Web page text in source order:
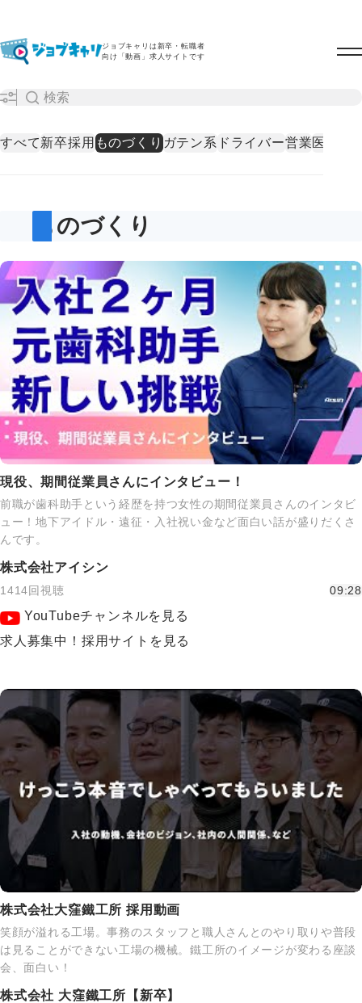
ジョブキャリは新卒・転職者
向け「動画」求人サイトです
すべて新卒採用 ものづくり ガテン系 ドライバー営業医療・
ものづくり
現役、期間従業員さんにインタビュー！
前職が歯科助手という経歴を持つ女性の期間従業員さんのインタビ
ュー！地下アイドル・遠征・入社祝い金など面白い話が盛りだくさ
んです。
株式会社アイシン
1414回視聴 09:28
YouTubeチャンネルを見る
求人募集中！採用サイトを見る
株式会社大窪鐵工所 採用動画
笑顔が溢れる工場。事務のスタッフと職人さんとのやり取りや普段
は見ることができない工場の機械。鐵工所のイメージが変わる座談
会、面白い！
株式会社 大窪鐵工所【新卒】